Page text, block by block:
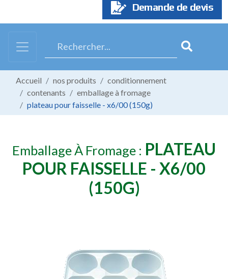
Demande de devis
Accueil nos produits
conditionnement
contenants
emballage à fromage
plateau pour faisselle - x6/00 (150g)
Emballage À Fromage : PLATEAU
POUR FAISSELLE - X6/00
(150G)